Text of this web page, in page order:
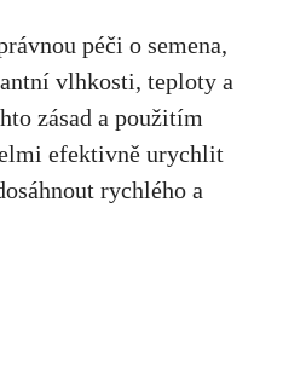
péči o semena,
vlhkosti, teploty a
zásad a použitím
efektivně urychlit
rychlého a